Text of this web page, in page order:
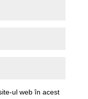
ul web în acest